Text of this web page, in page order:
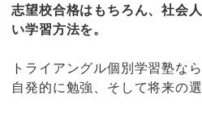
志望校合格はもちろん、社会
い学習方法を。
トライアングル個別学習塾なら
自発的に勉強、そして将来の